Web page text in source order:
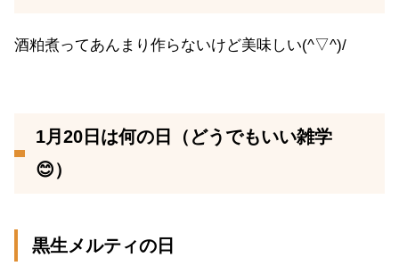
酒粕煮ってあんまり作らないけど美味しい(^▽^)/
1月20日は何の日（どうでもいい雑学
😊）
黒生メルティの日